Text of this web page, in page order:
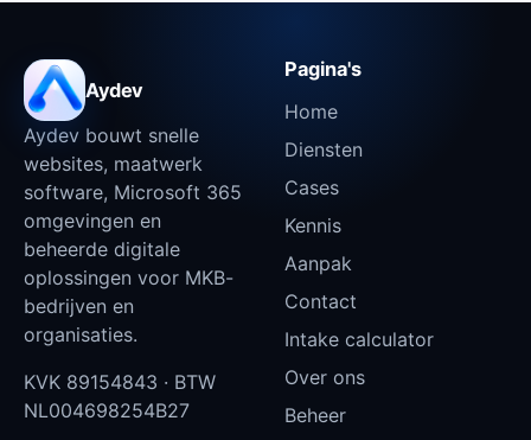
Aydev
Aydev bouwt snelle
websites, maatwerk
software, Microsoft 365
omgevingen en
beheerde digitale
oplossingen voor MKB-
bedrijven en
organisaties.
KVK 89154843 · BTW
NL004698254B27
Pagina's
Home
Diensten
Cases
Kennis
Aanpak
Contact
Intake calculator
Over ons
Beheer